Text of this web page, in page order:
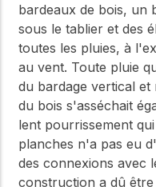
bardeaux de bois, un
sous le tablier et des
toutes les pluies, à
au vent. Toute pluie
du bardage vertical
du bois s'asséchait
lent pourrissement
planches n'a pas eu
des connexions avec
construction a dû